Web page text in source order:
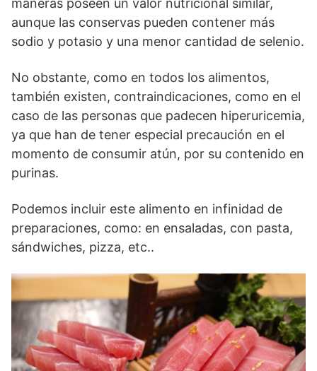
maneras poseen un valor nutricional similar,
aunque las conservas pueden contener más
sodio y potasio y una menor cantidad de selenio.
No obstante, como en todos los alimentos,
también existen, contraindicaciones, como en el
caso de las personas que padecen hiperuricemia,
ya que han de tener especial precaución en el
momento de consumir atún, por su contenido en
purinas.
Podemos incluir este alimento en infinidad de
preparaciones, como: en ensaladas, con pasta,
sándwiches, pizza, etc..